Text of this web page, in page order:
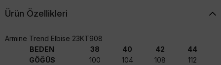
Ürün Özellikleri
Armine Trend Elbise 23KT908
BEDEN
38 40 42
44
GÖĞÜS
100 104 108
112